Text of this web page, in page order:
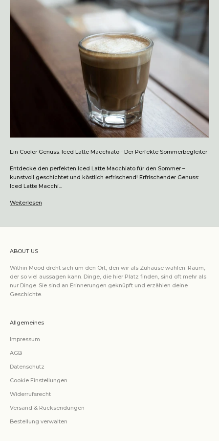
Ein Cooler Genuss: Iced Latte Macchiato - Der Perfekte Sommerbegleiter
Entdecke den perfekten Iced Latte Macchiato für den Sommer –
kunstvoll geschichtet und köstlich erfrischend! Erfrischender Genuss:
Iced Latte Macchi...
Weiterlesen
ABOUT US
Within Mood dreht sich um den Ort, den wir als Zuhause wählen. Raum,
der so viel aussagen kann. Dinge, die hier Platz finden, sind oft mehr als
nur Dinge. Sie sind an Erinnerungen geknüpft und erzählen deine
Geschichte.
Allgemeines
Impressum
AGB
Datenschutz
Cookie Einstellungen
Widerrufsrecht
Versand & Rücksendungen
Bestellung verwalten